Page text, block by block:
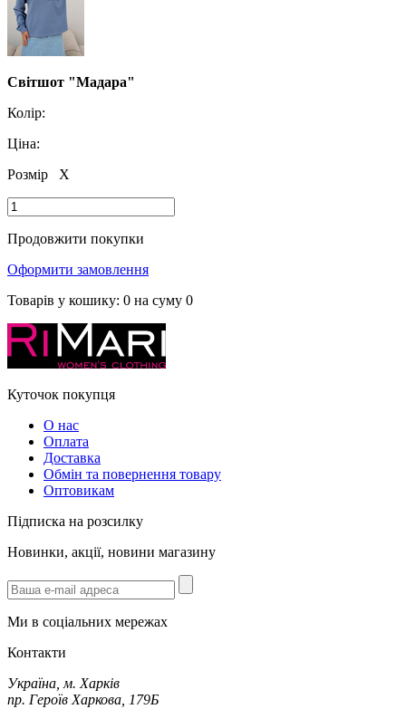
Світшот "Мадара"
Колір:
Ціна:
Розмір
X
Продовжити покупки
Оформити замовлення
Товарів у кошику: 0 на суму 0
Куточок покупця
О нас
Оплата
Доставка
Обмін та повернення товару
Оптовикам
Підписка на розсилку
Новинки, акції, новини магазину
Ми в соціальних мережах
Контакти
Україна, м. Харків
пр. Героїв Харкова, 179Б